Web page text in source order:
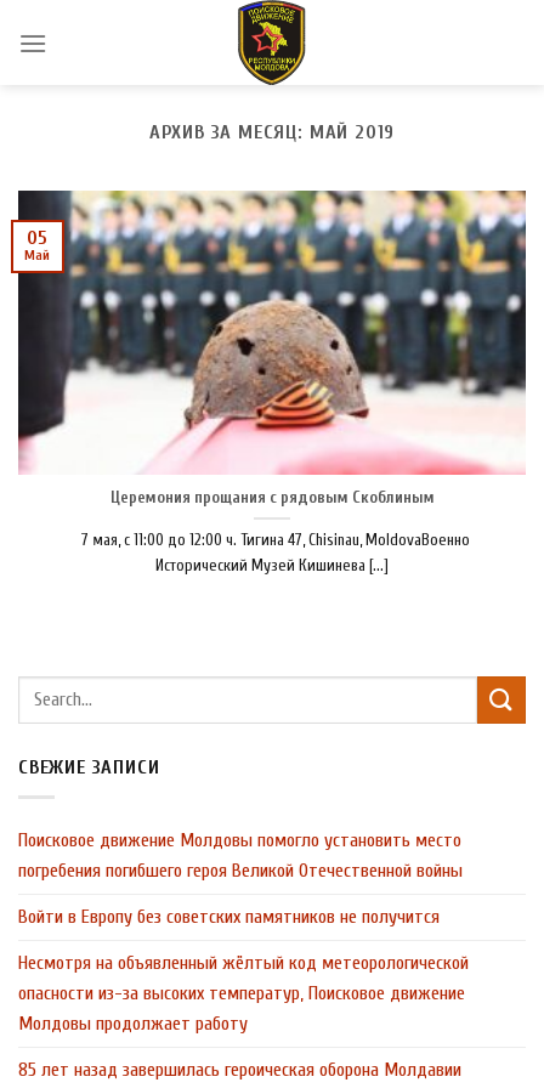
АРХИВ ЗА МЕСЯЦ: МАЙ 2019
Церемония прощания с рядовым Скоблиным
7 мая, с 11:00 до 12:00 ч. Тигина 47, Chisinau, MoldovaВоенно
Исторический Музей Кишинева [...]
05
Май
СВЕЖИЕ ЗАПИСИ
Поисковое движение Молдовы помогло установить место
погребения погибшего героя Великой Отечественной войны
Войти в Европу без советских памятников не получится
Несмотря на объявленный жёлтый код метеорологической
опасности из-за высоких температур, Поисковое движение
Молдовы продолжает работу
85 лет назад завершилась героическая оборона Молдавии